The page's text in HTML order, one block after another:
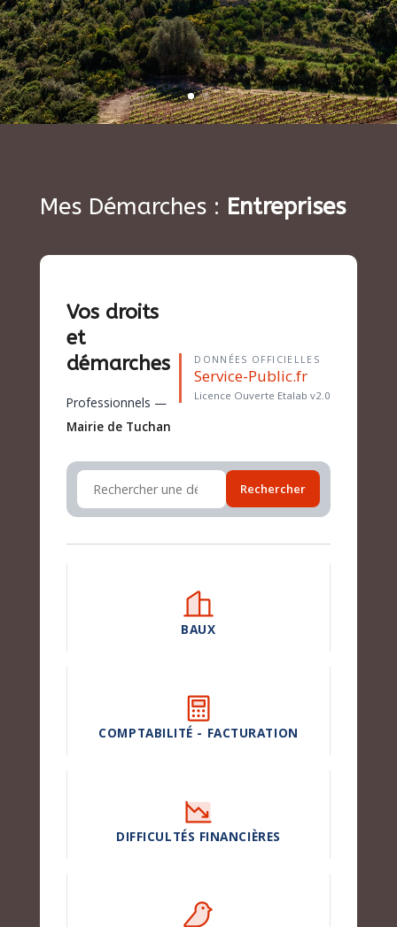
Mes Démarches : Entreprises
Vos droits
et
démarches
Professionnels —
Mairie de Tuchan
DONNÉES OFFICIELLES
Service-Public.fr
Licence Ouverte Etalab v2.0
Rechercher
BAUX
COMPTABILITÉ - FACTURATION
DIFFICULTÉS FINANCIÈRES